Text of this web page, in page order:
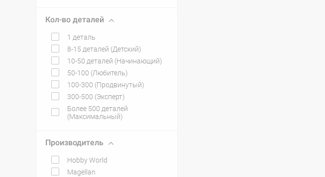
Кол-во деталей
1 деталь
8-15 деталей (Детский)
10-50 деталей (Начинающий)
50-100 (Любитель)
100-300 (Продвинутый)
300-500 (Эксперт)
Более 500 деталей
(Максимальный)
Производитель
Hobby World
Magellan